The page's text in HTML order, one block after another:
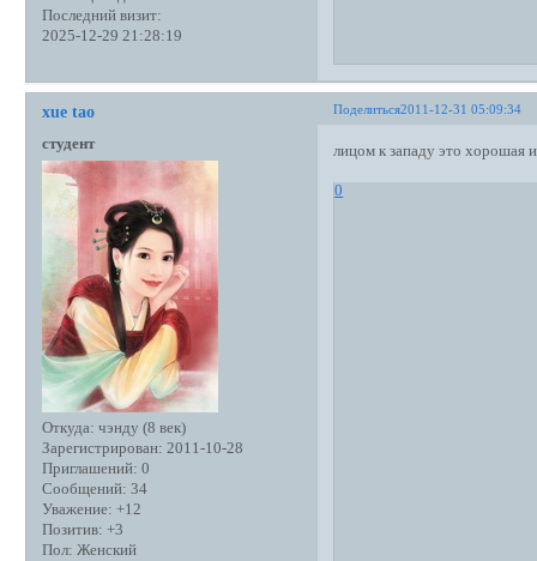
Последний визит:
2025-12-29 21:28:19
Поделиться2011-12-31 05:09:34
xue tao
студент
Откуда: чэнду (8 век)
Зарегистрирован: 2011-10-28
Приглашений: 0
Сообщений: 34
Уважение: +12
Позитив: +3
Пол: Женский
лицом к западу это хорошая
0